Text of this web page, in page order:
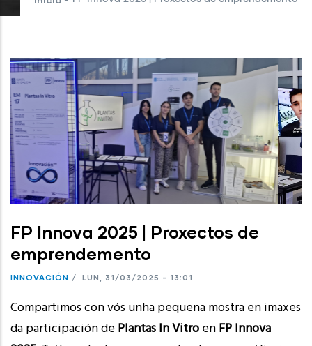
FP Innova 2025 | Proxectos de
emprendemento
INNOVACIÓN / LUN, 31/03/2025 - 13:01
Compartimos con vós unha pequena mostra en imaxes
da participación dePlantas In VitroenFP Innova